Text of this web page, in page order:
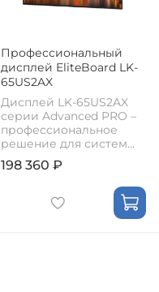
Профессиональный
дисплей EliteBoard LK-
65US2AX
Дисплей LK-65US2AX
серии Advanced PRO –
профессиональное
решение для систем...
198 360 ₽